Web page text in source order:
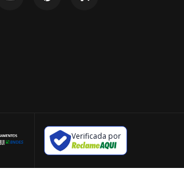
Verificada por